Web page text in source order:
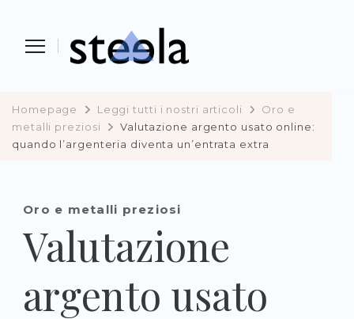
Homepage Leggi tutti i nostri articoli
Oro e
metalli preziosi
Valutazione argento usato online:
quando l’argenteria diventa un’entrata extra
Oro e metalli preziosi
Valutazione
argento usato